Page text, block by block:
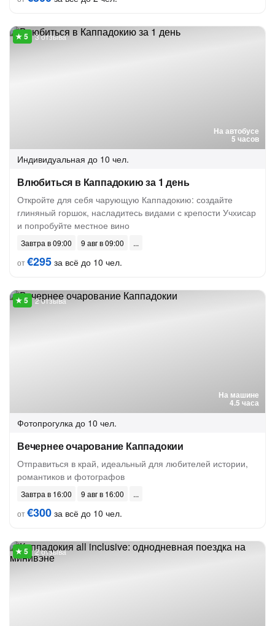
На автобусе
5 часов
3 отзыва
Индивидуальная до 10 чел.
Влюбиться в Каппадокию за 1 день
Откройте для себя чарующую Каппадокию: создайте
глиняный горшок, насладитесь видами с крепости Учхисар
и попробуйте местное вино
Завтра в 09:00
9 авг в 09:00
от€295 за всё до 10 чел.
На машине
4.5 часа
2 отзыва
Фотопрогулка до 10 чел.
Вечернее очарование Каппадокии
Отправиться в край, идеальный для любителей истории,
романтиков и фотографов
Завтра в 16:00
9 авг в 16:00
от€300 за всё до 10 чел.
2 отзыва